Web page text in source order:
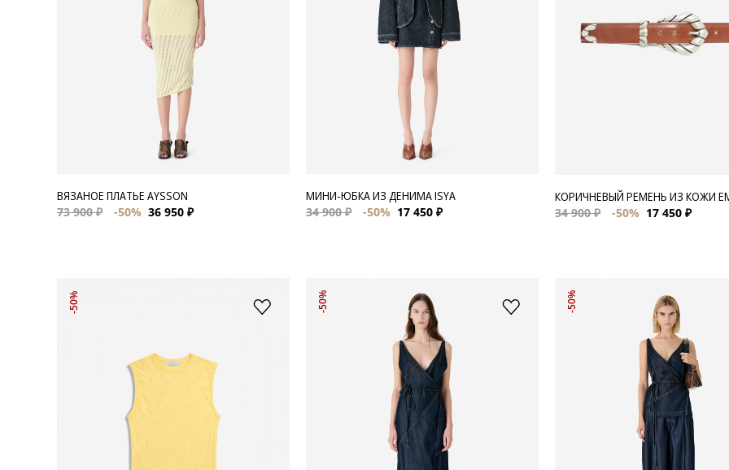
ВЯЗАНОЕ ПЛАТЬЕ AYSSON
73 900 ₽
-50% 36 950 ₽
МИНИ-ЮБКА ИЗ ДЕНИМА ISYA
34 900 ₽
-50% 17 450 ₽
КОРИЧНЕВЫЙ РЕМЕНЬ ИЗ КОЖИ
34 900 ₽
-50% 17 450 ₽
-50% -50% -50%